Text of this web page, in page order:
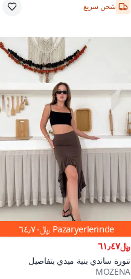
شحن سريع
Pazaryerlerinde ﷼٦٤٫٧٠
﷼٦١٫٤٧
تنورة ساندي بنية ميدي بتفاصيل
كشكش
MOZENA